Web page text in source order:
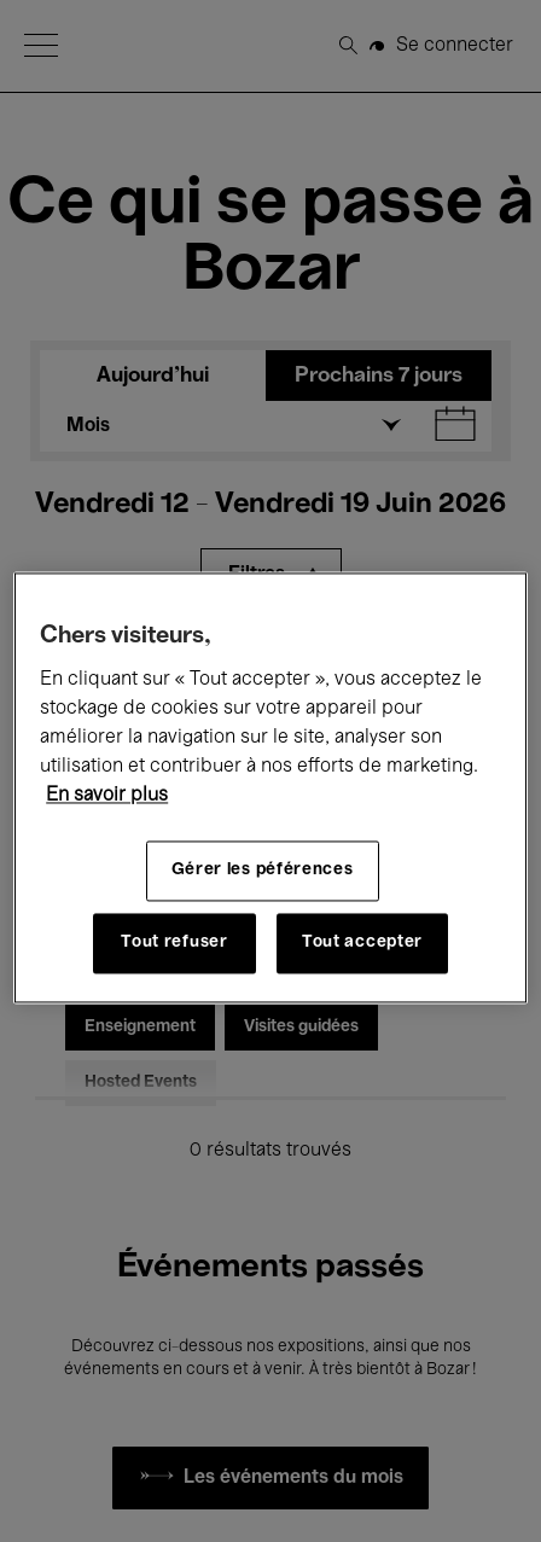
Open Menu
Rechercher
Se connecter
Ce qui se passe à
Bozar
Aujourd'hui Prochains 7 jours
Mois
Vendredi 12 - Vendredi 19 Juin 2026
Filtres
Expositions Films Performances
Rencontres & Débats Jazz
Musique électronique
Pour tous Kids’ Palace
Enseignement Visites guidées
Hosted Events
0 résultats trouvés
Événements passés
Découvrez ci-dessous nos expositions, ainsi que nos
événements en cours et à venir. À très bientôt à Bozar !
Les événements du mois
Chers visiteurs,
En cliquant sur « Tout accepter », vous acceptez le
stockage de cookies sur votre appareil pour
améliorer la navigation sur le site, analyser son
utilisation et contribuer à nos efforts de marketing.
En savoir plus
Gérer les péférences
Tout refuser Tout accepter